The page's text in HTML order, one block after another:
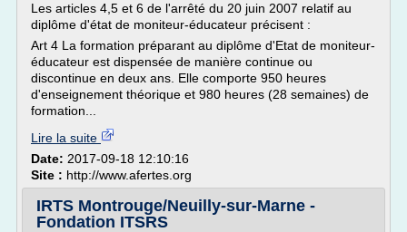
Les articles 4,5 et 6 de l'arrêté du 20 juin 2007 relatif au
diplôme d'état de moniteur-éducateur précisent :
Art 4 La formation préparant au diplôme d'Etat de moniteur-
éducateur est dispensée de manière continue ou
discontinue en deux ans. Elle comporte 950 heures
d'enseignement théorique et 980 heures (28 semaines) de
formation...
Lire la suite
Date: 2017-09-18 12:10:16
Site : http://www.afertes.org
IRTS Montrouge/Neuilly-sur-Marne -
Fondation ITSRS